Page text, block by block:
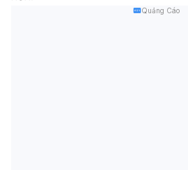
Quảng Cáo